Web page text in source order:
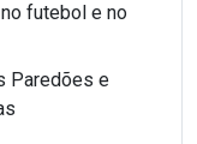
futebol e no
Paredões e